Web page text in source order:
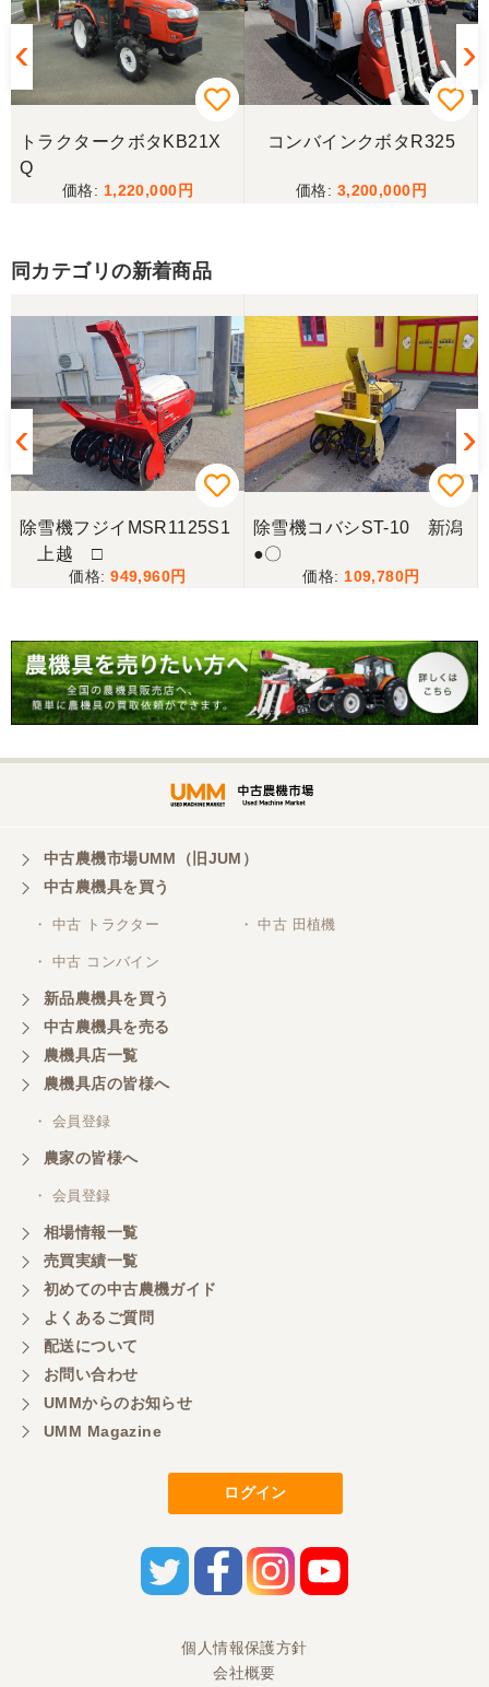
トラクタークボタKB21X
Q
1,220,000
コンバインクボタR325
3,200,000
同カテゴリの新着商品
除雪機フジイMSR1125S1
上越 □
949,960
除雪機コバシST-10 新潟
●〇
109,780
中古農機市場UMM（旧JUM）
中古農機具を買う
・ 中古 トラクター ・ 中古 田植機
・ 中古 コンバイン
新品農機具を買う
中古農機具を売る
農機具店一覧
農機具店の皆様へ
・ 会員登録
農家の皆様へ
・ 会員登録
相場情報一覧
売買実績一覧
初めての中古農機ガイド
よくあるご質問
配送について
お問い合わせ
UMMからのお知らせ
UMM Magazine
ログイン
個人情報保護方針
会社概要